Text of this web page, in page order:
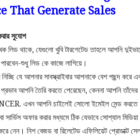
That Generate Sales
সুযোগ
লিড থাকে, যেগুলো খুবি টারগেটেড তাহলে আপনি
শুধু লিড কে কাজে লাগিয়ে।
যে আপনার সাবস্ক্রাইবার আপনাকে বেশ পছন্দ করে
আপনি তৈরি করতে পেরেছেন, কেননা আপনি তাঁদের
এখন আপনি চাইলেই সোলো ইমেইল সেন্ড করতে
সার্ভিস অফার করার মধ্যমে ঠিক যেভাবে সোশ্যাল মিডিয়া
করে নেন। নিশ বেজড বা রিলেটেড এফিলিয়েট প্রোডাক্ট